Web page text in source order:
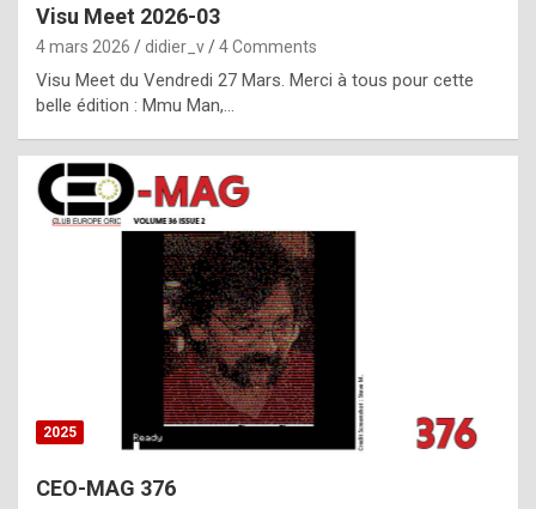
p
l
c
h
i
s
t
o
r
Visu Meet 2026-03
4 mars 2026 didier_v 4 Comments
Visu Meet du Vendredi 27 Mars. Merci à tous pour cette
belle édition : Mmu Man,…
2025
CEO-MAG 376